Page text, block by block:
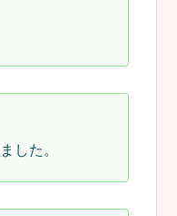
した。